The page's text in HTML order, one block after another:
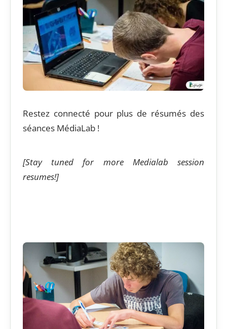
Restez connecté pour plus de résumés des
séances MédiaLab !
[Stay tuned for more Medialab session
resumes!]